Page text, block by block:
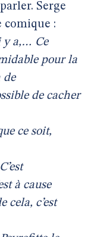
Serge
comique :
y a,… Ce
pour la
de
de cacher
ce soit,
à cause
cela, c’est